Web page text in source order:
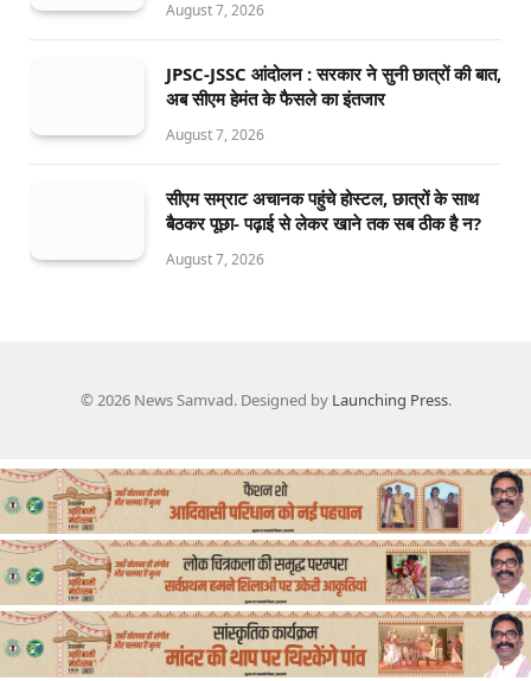
August 7, 2026
JPSC-JSSC आंदोलन : सरकार ने सुनी छात्रों की बात,
अब सीएम हेमंत के फैसले का इंतजार
August 7, 2026
सीएम सम्राट अचानक पहुंचे होस्टल, छात्रों के साथ
बैठकर पूछा- पढ़ाई से लेकर खाने तक सब ठीक है न?
August 7, 2026
© 2026 News Samvad. Designed by Launching Press.